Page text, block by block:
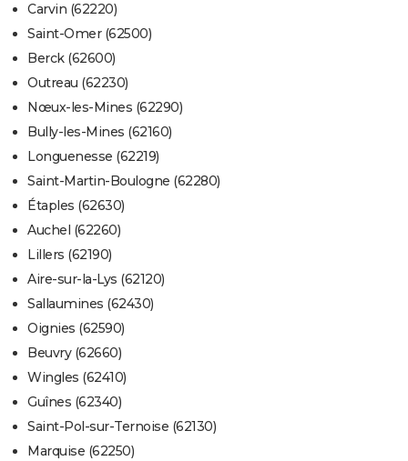
Carvin (62220)
Saint-Omer (62500)
Berck (62600)
Outreau (62230)
Nœux-les-Mines (62290)
Bully-les-Mines (62160)
Longuenesse (62219)
Saint-Martin-Boulogne (62280)
Étaples (62630)
Auchel (62260)
Lillers (62190)
Aire-sur-la-Lys (62120)
Sallaumines (62430)
Oignies (62590)
Beuvry (62660)
Wingles (62410)
Guînes (62340)
Saint-Pol-sur-Ternoise (62130)
Marquise (62250)